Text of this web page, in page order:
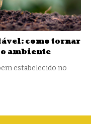
como tornar
ambiente
estabelecido no